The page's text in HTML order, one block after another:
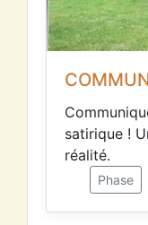
satirique !
réalité.
Phase